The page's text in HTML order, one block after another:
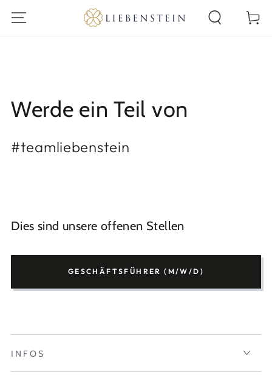
SPRINGEN
Werde ein Teil von
#teamliebenstein
Dies sind unsere offenen Stellen
GESCHÄFTSFÜHRER (M/W/D)
INFOS